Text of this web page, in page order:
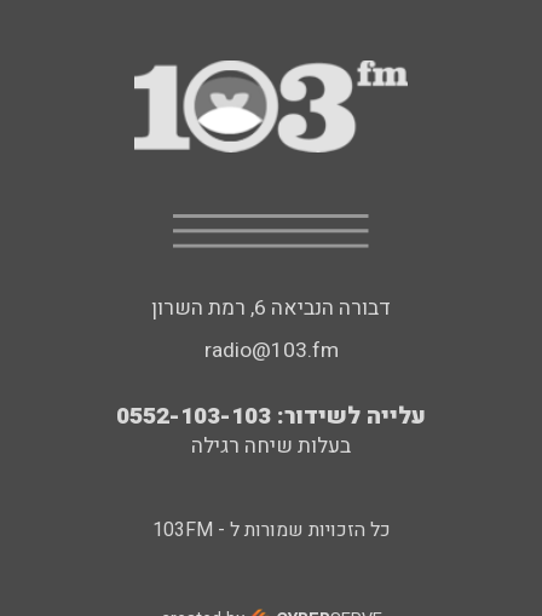
דבורה הנביאה 6, רמת השרון
radio@103.fm
עלייה לשידור: 0552-103-103
בעלות שיחה רגילה
כל הזכויות שמורות ל - 103FM